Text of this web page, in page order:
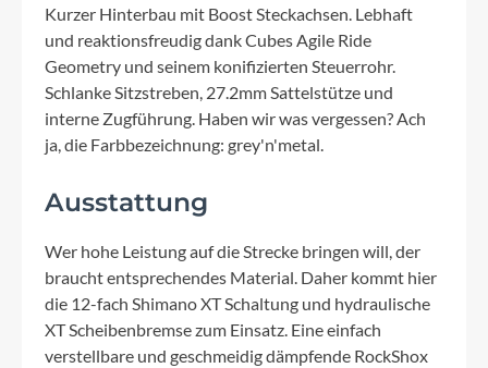
Kurzer Hinterbau mit Boost Steckachsen. Lebhaft
und reaktionsfreudig dank Cubes Agile Ride
Geometry und seinem konifizierten Steuerrohr.
Schlanke Sitzstreben, 27.2mm Sattelstütze und
interne Zugführung. Haben wir was vergessen? Ach
ja, die Farbbezeichnung: grey'n'metal.
Ausstattung
Wer hohe Leistung auf die Strecke bringen will, der
braucht entsprechendes Material. Daher kommt hier
die 12-fach Shimano XT Schaltung und hydraulische
XT Scheibenbremse zum Einsatz. Eine einfach
verstellbare und geschmeidig dämpfende RockShox